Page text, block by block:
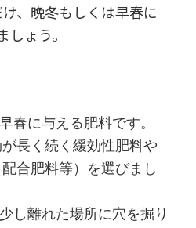
、晩冬もしくは早春に
ょう。
春に与える肥料です。
長く続く緩効性肥料や
合肥料等）を選びまし
し離れた場所に穴を掘り